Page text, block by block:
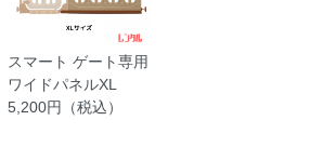
スマート ゲート専用
ワイドパネルXL
5,200円（税込）